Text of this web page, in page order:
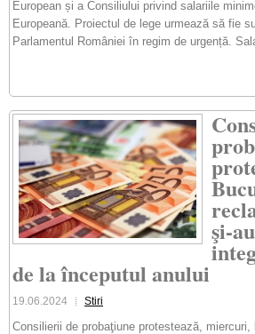
European și a Consiliului privind salariile
Europeană. Proiectul de lege urmează să fie
Parlamentul României în regim de urgență.
şi-
de la începutul anului
19.06.2024 Stiri
Consilierii de probaţiune protestează,